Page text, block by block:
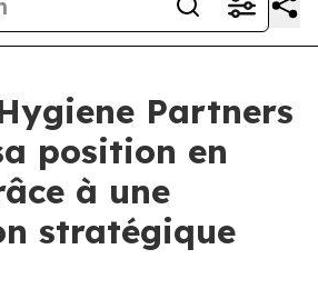
Partners
position en
à une
stratégique